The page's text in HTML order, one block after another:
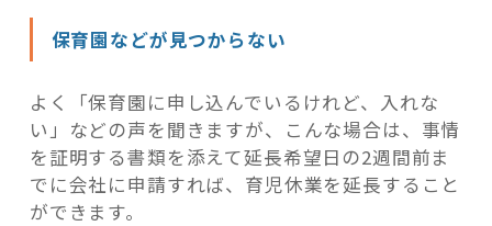
保育園などが見つからない
よく「保育園に申し込んでいるけれど、入れな
い」などの声を聞きますが、こんな場合は、事情
を証明する書類を添えて延長希望日の2週間前ま
でに会社に申請すれば、育児休業を延長すること
ができます。